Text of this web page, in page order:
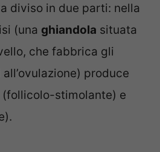
diviso in due parti: nella
(una ghiandola situata
che fabbrica gli
produce
(follicolo-stimolante) e